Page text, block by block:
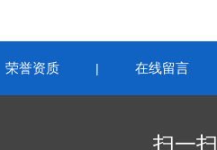
荣誉资质 | 在线留言
扫一扫